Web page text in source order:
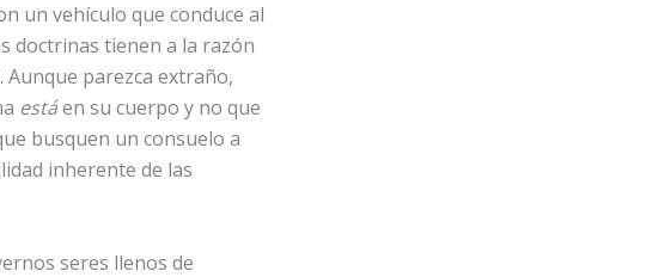
un vehículo que conduce al
doctrinas tienen a la razón
parezca extraño,
estáen su cuerpo y no que
busquen un consuelo a
inherente de las
seres llenos de